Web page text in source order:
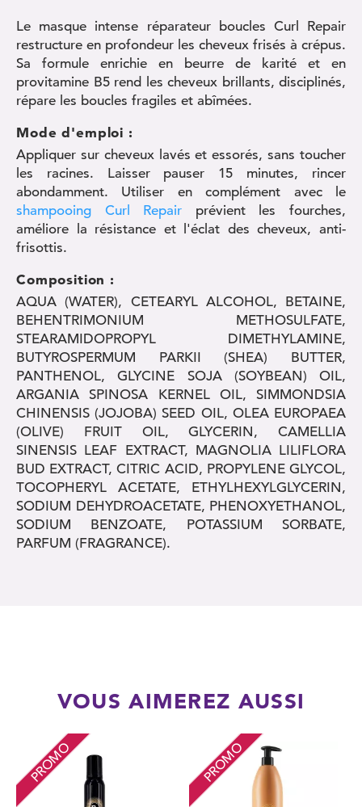
Le masque intense réparateur boucles Curl Repair
restructure en profondeur les cheveux frisés à crépus.
Sa formule enrichie en beurre de karité et en
provitamine B5 rend les cheveux brillants, disciplinés,
répare les boucles fragiles et abîmées.
Mode d'emploi :
Appliquer sur cheveux lavés et essorés, sans toucher
les racines. Laisser pauser 15 minutes, rincer
abondamment. Utiliser en complément avec le
shampooing Curl Repair prévient les fourches,
améliore la résistance et l'éclat des cheveux, anti-
frisottis.
Composition :
AQUA (WATER), CETEARYL ALCOHOL, BETAINE,
BEHENTRIMONIUM METHOSULFATE,
STEARAMIDOPROPYL DIMETHYLAMINE,
BUTYROSPERMUM PARKII (SHEA) BUTTER,
PANTHENOL, GLYCINE SOJA (SOYBEAN) OIL,
ARGANIA SPINOSA KERNEL OIL, SIMMONDSIA
CHINENSIS (JOJOBA) SEED OIL, OLEA EUROPAEA
(OLIVE) FRUIT OIL, GLYCERIN, CAMELLIA
SINENSIS LEAF EXTRACT, MAGNOLIA LILIFLORA
BUD EXTRACT, CITRIC ACID, PROPYLENE GLYCOL,
TOCOPHERYL ACETATE, ETHYLHEXYLGLYCERIN,
SODIUM DEHYDROACETATE, PHENOXYETHANOL,
SODIUM BENZOATE, POTASSIUM SORBATE,
PARFUM (FRAGRANCE).
VOUS AIMEREZ AUSSI
PROMO PROMO